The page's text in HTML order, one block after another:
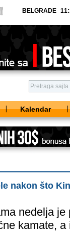
BELGRADE
Kalendar
nakon što
nedelja
kamate,